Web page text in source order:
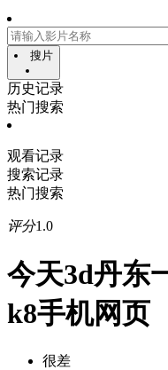
搜片
历史记录
热门搜索
观看记录
搜索记录
热门搜索
评分1.0
今天3d丹东
k8手机网页
很差